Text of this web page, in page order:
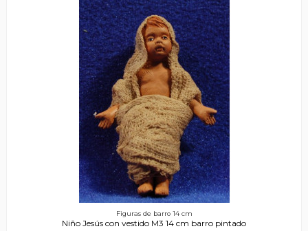
Figuras de barro 14 cm
Niño Jesús con vestido M3 14 cm barro pintado